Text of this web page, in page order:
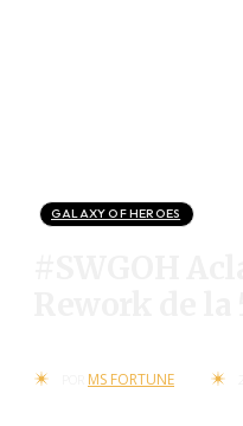
GALAXY OF HEROES
MS FORTUNE